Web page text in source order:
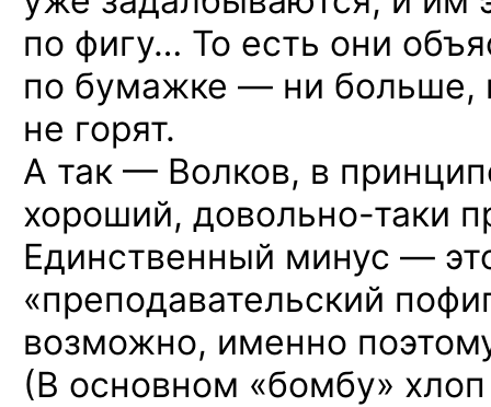
по фигу… То есть они
по бумажке — ни больше,
не горят.
А так — Волков, в
хороший, довольно-таки
Единственный минус —
«преподавательский
возможно, именно
(В основном «бомбу»